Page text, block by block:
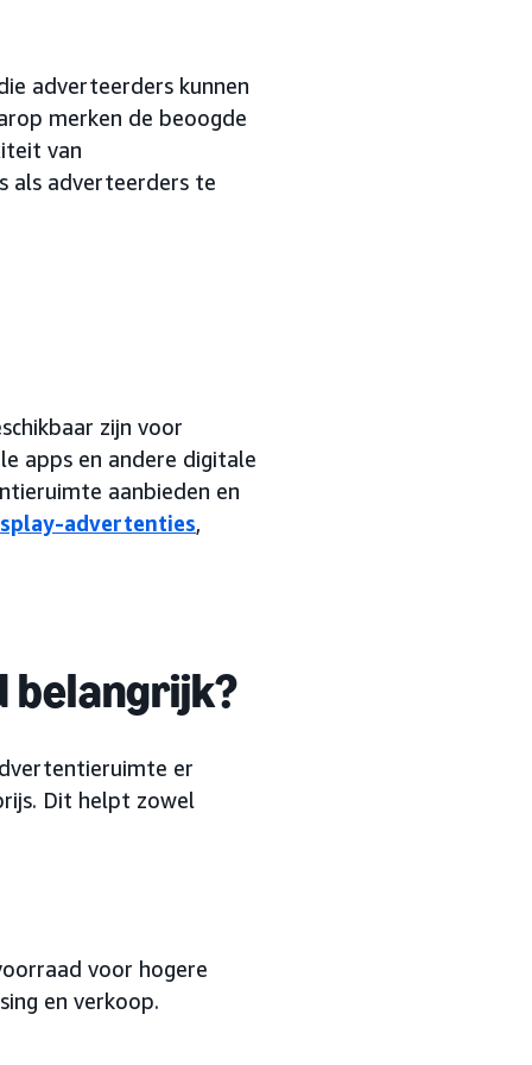
adverteerders kunnen
merken de beoogde
van
als adverteerders te
zijn voor
apps en andere digitale
aanbieden en
advertenties,
belangrijk?
er
Dit helpt zowel
voor hogere
en verkoop.